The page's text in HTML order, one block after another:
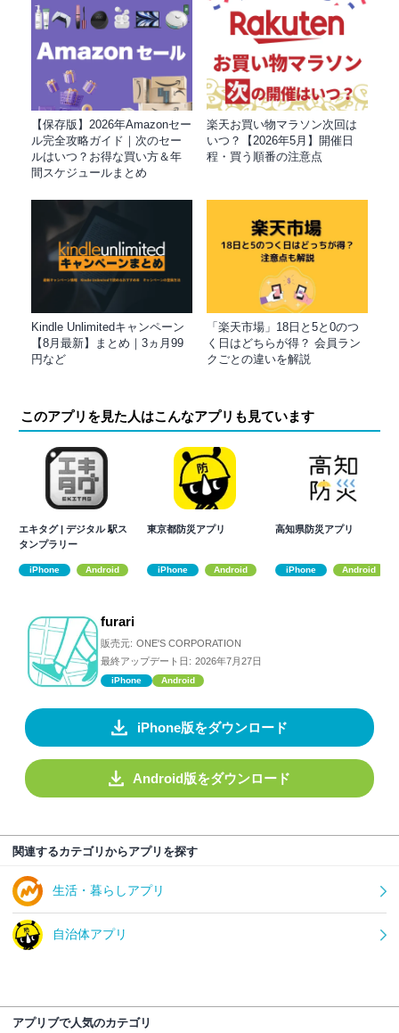
【保存版】2026年Amazonセー
ル完全攻略ガイド｜次のセー
ルはいつ？お得な買い方＆年
間スケジュールまとめ
楽天お買い物マラソン次回は
いつ？【2026年5月】開催日
程・買う順番の注意点
Kindle Unlimitedキャンペーン
【8月最新】まとめ｜3ヵ月99
円など
「楽天市場」18日と5と0のつ
く日はどちらが得？ 会員ラン
クごとの違いを解説
このアプリを見た人はこんなアプリも見ています
エキタグ | デジタル 駅ス
タンプラリー
iPhone Android
東京都防災アプリ
iPhone Android
高知県防災アプリ
iPhone Android
furari
販売元: ONE'S CORPORATION
最終アップデート日: 2026年7月27日
iPhone Android
iPhone版をダウンロード
Android版をダウンロード
関連するカテゴリからアプリを探す
生活・暮らしアプリ
自治体アプリ
アプリブで人気のカテゴリ